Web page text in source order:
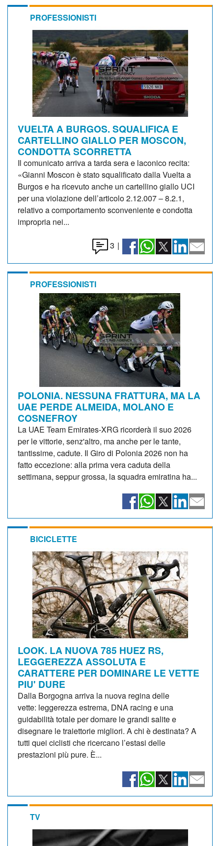
PROFESSIONISTI
VUELTA A BURGOS. SQUALIFICA E
CARTELLINO GIALLO PER MOSCON,
CONDOTTA SCORRETTA
Il comunicato arriva a tarda sera e laconico recita:
«Gianni Moscon è stato squalificato dalla Vuelta a
Burgos e ha ricevuto anche un cartellino giallo UCI
per una violazione dell’articolo 2.12.007 – 8.2.1,
relativo a comportamento sconveniente e condotta
impropria nei...
3 |
PROFESSIONISTI
POLONIA. NESSUNA FRATTURA, MA LA
UAE PERDE ALMEIDA, MOLANO E
COSNEFROY
La UAE Team Emirates-XRG ricorderà il suo 2026
per le vittorie, senz'altro, ma anche per le tante,
tantissime, cadute. Il Giro di Polonia 2026 non ha
fatto eccezione: alla prima vera caduta della
settimana, seppur grossa, la squadra emiratina ha...
BICICLETTE
LOOK. LA NUOVA 785 HUEZ RS,
LEGGEREZZA ASSOLUTA E
CARATTERE PER DOMINARE LE VETTE
PIU' DURE
Dalla Borgogna arriva la nuova regina delle
vette: leggerezza estrema, DNA racing e una
guidabilità totale per domare le grandi salite e
disegnare le traiettorie migliori. A chi è destinata? A
tutti quei ciclisti che ricercano l’estasi delle
prestazioni più pure. È...
TV